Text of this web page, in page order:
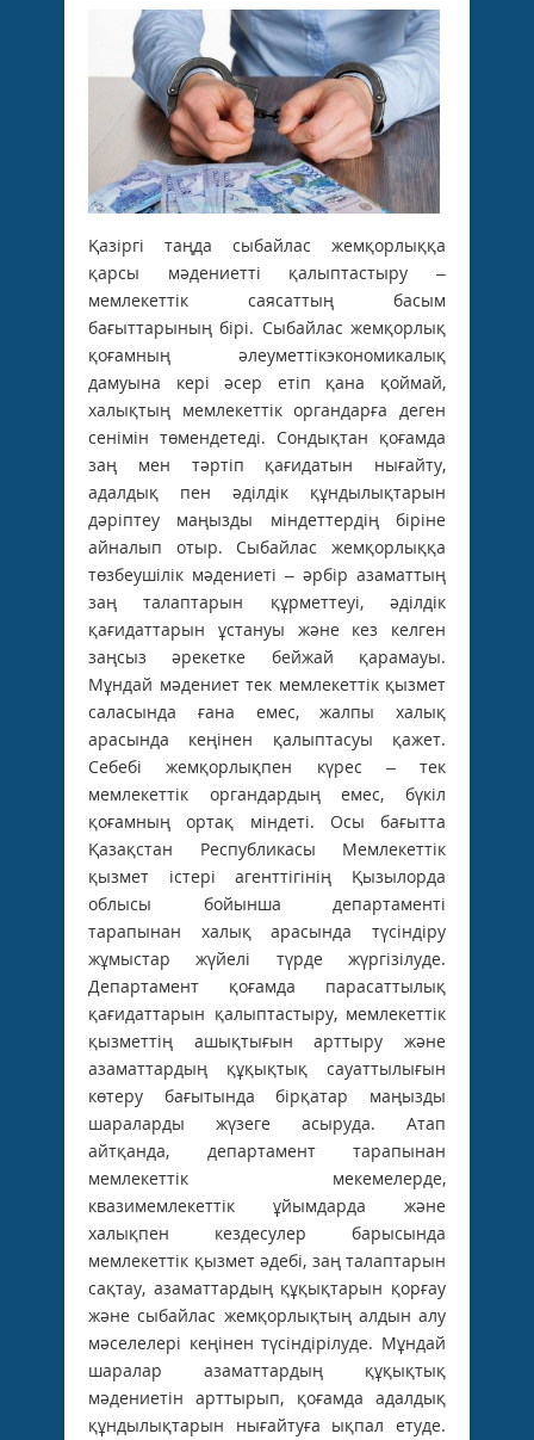
Қазіргі таңда сыбайлас жемқорлыққа
қарсы мәдениетті қалыптастыру –
мемлекеттік саясаттың басым
бағыттарының бірі. Сыбайлас жемқорлық
қоғамның әлеуметтікэкономикалық
дамуына кері әсер етіп қана қоймай,
халықтың мемлекеттік органдарға деген
сенімін төмендетеді. Сондықтан қоғамда
заң мен тәртіп қағидатын нығайту,
адалдық пен әділдік құндылықтарын
дәріптеу маңызды міндеттердің біріне
айналып отыр. Сыбайлас жемқорлыққа
төзбеушілік мәдениеті – әрбір азаматтың
заң талаптарын құрметтеуі, әділдік
қағидаттарын ұстануы және кез келген
заңсыз әрекетке бейжай қарамауы.
Мұндай мәдениет тек мемлекеттік қызмет
саласында ғана емес, жалпы халық
арасында кеңінен қалыптасуы қажет.
Себебі жемқорлықпен күрес – тек
мемлекеттік органдардың емес, бүкіл
қоғамның ортақ міндеті. Осы бағытта
Қазақстан Республикасы Мемлекеттік
қызмет істері агенттігінің Қызылорда
облысы бойынша департаменті
тарапынан халық арасында түсіндіру
жұмыстар жүйелі түрде жүргізілуде.
Департамент қоғамда парасаттылық
қағидаттарын қалыптастыру, мемлекеттік
қызметтің ашықтығын арттыру және
азаматтардың құқықтық сауаттылығын
көтеру бағытында бірқатар маңызды
шараларды жүзеге асыруда. Атап
айтқанда, департамент тарапынан
мемлекеттік мекемелерде,
квазимемлекеттік ұйымдарда және
халықпен кездесулер барысында
мемлекеттік қызмет әдебі, заң талаптарын
сақтау, азаматтардың құқықтарын қорғау
және сыбайлас жемқорлықтың алдын алу
мәселелері кеңінен түсіндірілуде. Мұндай
шаралар азаматтардың құқықтық
мәдениетін арттырып, қоғамда адалдық
құндылықтарын нығайтуға ықпал етуде.